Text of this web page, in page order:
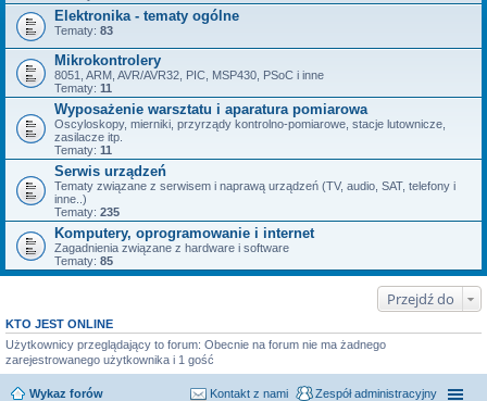
Elektronika - tematy ogólne
Tematy: 83
Mikrokontrolery
8051, ARM, AVR/AVR32, PIC, MSP430, PSoC i inne
Tematy: 11
Wyposażenie warsztatu i aparatura pomiarowa
Oscyloskopy, mierniki, przyrządy kontrolno-pomiarowe, stacje lutownicze,
zasilacze itp.
Tematy: 11
Serwis urządzeń
Tematy związane z serwisem i naprawą urządzeń (TV, audio, SAT, telefony i
inne..)
Tematy: 235
Komputery, oprogramowanie i internet
Zagadnienia związane z hardware i software
Tematy: 85
Przejdź do
KTO JEST ONLINE
Użytkownicy przeglądający to forum: Obecnie na forum nie ma żadnego
zarejestrowanego użytkownika i 1 gość
Wykaz forów Zespół administracyjny
Kontakt z nami